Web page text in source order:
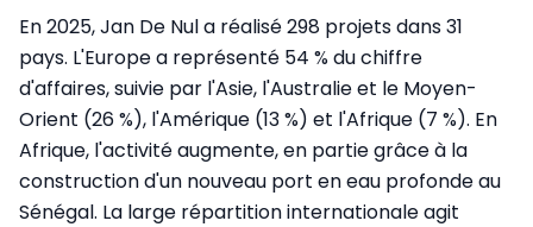
En 2025, Jan De Nul a réalisé 298 projets dans 31
pays. L'Europe a représenté 54 % du chiffre
d'affaires, suivie par l'Asie, l'Australie et le Moyen-
Orient (26 %), l'Amérique (13 %) et l'Afrique (7 %). En
Afrique, l'activité augmente, en partie grâce à la
construction d'un nouveau port en eau profonde au
Sénégal. La large répartition internationale agit